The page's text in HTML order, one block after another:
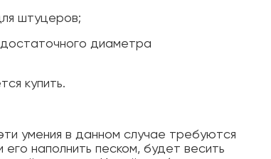
штуцеров;
диаметра
купить.
умения в данном случае требуются
наполнить песком, будет весить